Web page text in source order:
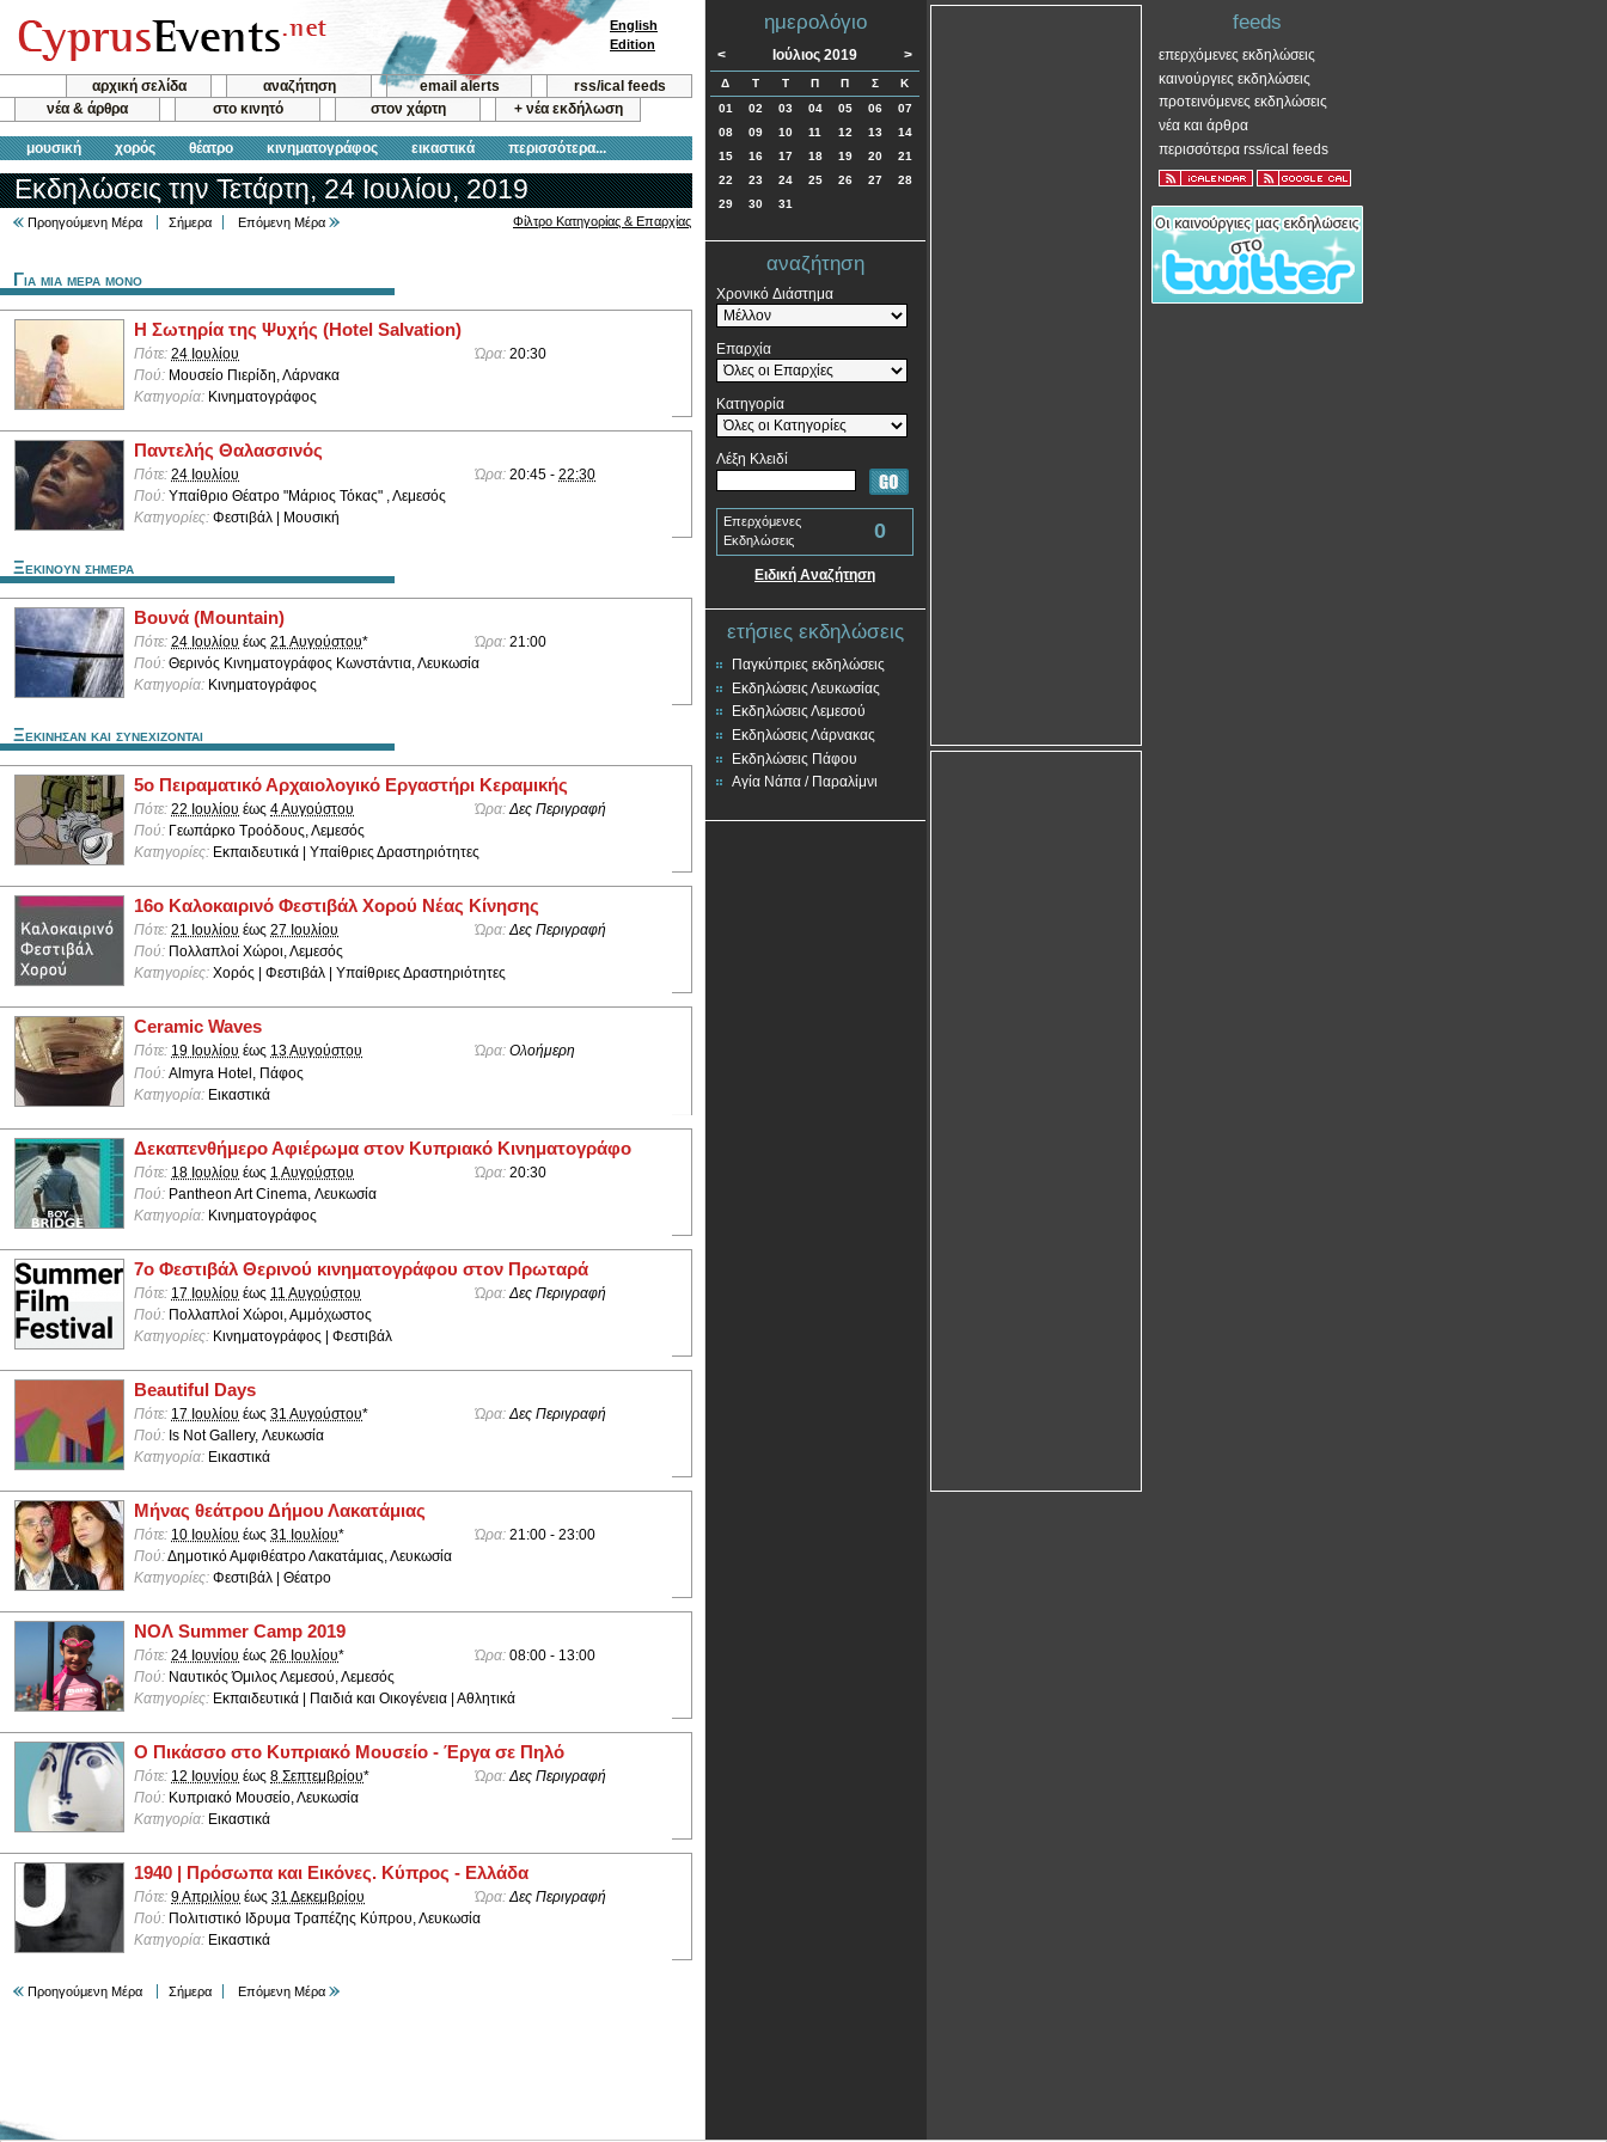
αρχική σελίδα αναζήτηση email alerts
rss/ical feeds
νέα & άρθρα
στο κινητό στον χάρτη + νέα εκδήλωση
μουσική χορός θέατρο κινηματογράφος εικαστικά περισσότερα...
English
Edition
Εκδηλώσεις την Τετάρτη, 24 Ιουλίου, 2019
Προηγούμενη Μέρα Σήμερα Επόμενη Μέρα Φίλτρο Κατηγορίας & Επαρχίας
Για μια μερα μονο
Η Σωτηρία της Ψυχής (Hotel Salvation)
Πότε: 24 Ιουλίου Ώρα: 20:30
Πού: Μουσείο Πιερίδη, Λάρνακα
Κατηγορία: Κινηματογράφος
Παντελής Θαλασσινός
Πότε: 24 Ιουλίου Ώρα: 20:45 - 22:30
Πού: Υπαίθριο Θέατρο "Μάριος Τόκας" , Λεμεσός
Κατηγορίες: Φεστιβάλ | Μουσική
Ξεκινουν σημερα
Βουνά (Mountain)
Πότε: 24 Ιουλίου έως 21 Αυγούστου* Ώρα: 21:00
Πού: Θερινός Κινηματογράφος Κωνστάντια, Λευκωσία
Κατηγορία: Κινηματογράφος
Ξεκινησαν και συνεχιζονται
5ο Πειραματικό Αρχαιολογικό Εργαστήρι Κεραμικής
Πότε: 22 Ιουλίου έως 4 Αυγούστου Ώρα:Δες Περιγραφή
Πού: Γεωπάρκο Τροόδους, Λεμεσός
Κατηγορίες: Εκπαιδευτικά | Υπαίθριες Δραστηριότητες
16ο Καλοκαιρινό Φεστιβάλ Χορού Νέας Κίνησης
Πότε: 21 Ιουλίου έως 27 Ιουλίου Ώρα:Δες Περιγραφή
Πού: Πολλαπλοί Χώροι, Λεμεσός
Κατηγορίες: Χορός | Φεστιβάλ | Υπαίθριες Δραστηριότητες
Ceramic Waves
Πότε: 19 Ιουλίου έως 13 Αυγούστου Ώρα: Ολοήμερη
Πού: Almyra Hotel, Πάφος
Κατηγορία: Εικαστικά
Δεκαπενθήμερο Αφιέρωμα στον Κυπριακό Κινηματογράφο
Πότε: 18 Ιουλίου έως 1 Αυγούστου Ώρα: 20:30
Πού: Pantheon Art Cinema, Λευκωσία
Κατηγορία: Κινηματογράφος
7ο Φεστιβάλ Θερινού κινηματογράφου στον Πρωταρά
Πότε: 17 Ιουλίου έως 11 Αυγούστου Ώρα: Δες Περιγραφή
Πού: Πολλαπλοί Χώροι, Αμμόχωστος
Κατηγορίες: Κινηματογράφος | Φεστιβάλ
Beautiful Days
Πότε: 17 Ιουλίου έως 31 Αυγούστου* Ώρα: Δες Περιγραφή
Πού: Is Not Gallery, Λευκωσία
Κατηγορία: Εικαστικά
Μήνας θεάτρου Δήμου Λακατάμιας
Πότε: 10 Ιουλίου έως 31 Ιουλίου* Ώρα: 21:00 - 23:00
Πού:Δημοτικό Αμφιθέατρο Λακατάμιας, Λευκωσία
Κατηγορίες: Φεστιβάλ | Θέατρο
ΝΟΛ Summer Camp 2019
Πότε: 24 Ιουνίου έως 26 Ιουλίου* Ώρα: 08:00 - 13:00
Πού: Ναυτικός Όμιλος Λεμεσού, Λεμεσός
Κατηγορίες: Εκπαιδευτικά | Παιδιά και Οικογένεια | Αθλητικά
Ο Πικάσσο στο Κυπριακό Μουσείο - Έργα σε Πηλό
Πότε: 12 Ιουνίου έως 8 Σεπτεμβρίου* Ώρα:Δες Περιγραφή
Πού: Κυπριακό Μουσείο, Λευκωσία
Κατηγορία: Εικαστικά
1940 | Πρόσωπα και Εικόνες. Κύπρος - Ελλάδα
Πότε: 9 Απριλίου έως 31 Δεκεμβρίου Ώρα:Δες Περιγραφή
Πού: Πολιτιστικό Ιδρυμα Τραπέζης Κύπρου, Λευκωσία
Κατηγορία: Εικαστικά
Προηγούμενη Μέρα Σήμερα Επόμενη Μέρα
ημερολόγιο
< Ιούλιος 2019 >
Δ Τ Τ Π Π Σ
Κ
01
02 03 04 05 06
07
08
09 10 11 12 13
14
15
16 17 18 19 20
21
22
23 24 25 26 27
28
29
30 31
αναζήτηση
Χρονικό Διάστημα
Επαρχία
Κατηγορία
Λέξη Κλειδί
Επερχόμενες
Εκδηλώσεις
0
Ειδική Αναζήτηση
ετήσιες εκδηλώσεις
Παγκύπριες εκδηλώσεις
Εκδηλώσεις Λευκωσίας
Εκδηλώσεις Λεμεσού
Εκδηλώσεις Λάρνακας
Εκδηλώσεις Πάφου
Αγία Νάπα / Παραλίμνι
feeds
επερχόμενες εκδηλώσεις
καινούργιες εκδηλώσεις
προτεινόμενες εκδηλώσεις
νέα και άρθρα
περισσότερα rss/ical feeds